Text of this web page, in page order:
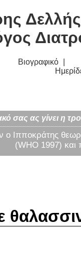
Βιογραφικό
σας ας γίνει η
ο Ιπποκράτης
(WHO 1997) και